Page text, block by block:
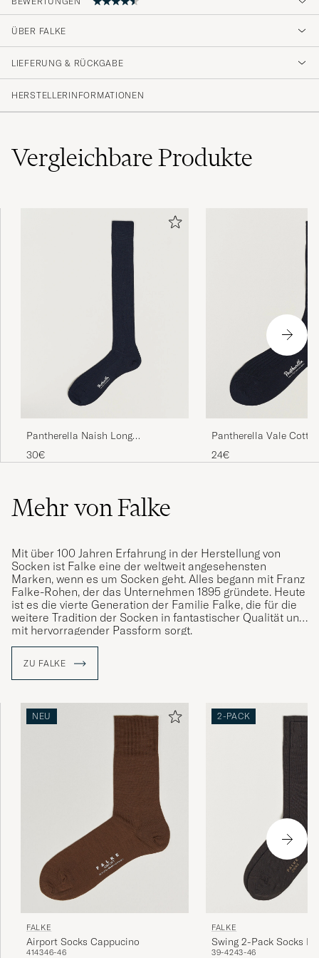
4.7
(38)
(2)
GEKAUFT AM AUF CAREOFCARL.NO
Varene har god kvalitet, og er lette å bestille,
og forsendelsen utført akkurat slik vi vil ha
det: Til rett adresse og raskt levert! Godt
SVEIN M GEKAUFT AM AUF CAREOFCARL.NO
Kjapt levert og sokkene lever opp til
forventningene!
PER N GEKAUFT AM AUF CAREOFCARL.SE
perfekte Herbst-Winter- Socken
KARSTEN T GEKAUFT AM AUF CAREOFCARL.DE
Schick
GEKAUFT AM AUF CAREOFCARL.DE
Sokker av ypperste kvalitet
GEKAUFT AM AUF CAREOFCARL.NO
Luksus for føttene
KIM F GEKAUFT AM AUF CAREOFCARL.NO
ÜBER FALKE
LIEFERUNG & RÜCKGABE
HERSTELLERINFORMATIONEN
VergleichbareProdukte
Pantherella Naish Long
Merino/Nylon Sock Navy
30€
Pantherella Vale
Navy
24€
Mehr von Falke
Mit über 100 Jahren Erfahrung in der Herstellung von
Socken ist Falke eine der weltweit angesehensten
Marken, wenn es um Socken geht. Alles begann mit Franz
Falke-Rohen, der das Unternehmen 1895 gründete. Heute
ist es die vierte Generation der Familie Falke, die für die
weitere Tradition der Socken in fantastischer Qualität und
mit hervorragender Passform sorgt.
ZU FALKE
NEU
FALKE
Airport Socks Cappucino
414346-46
2-PACK
FALKE
Swing 2-Pack Socks
39-4243-46